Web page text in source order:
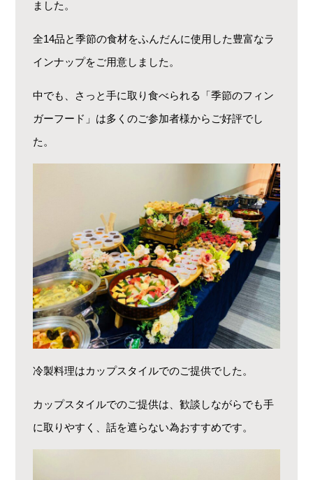
ました。
全14品と季節の食材をふんだんに使用した豊富なラ
インナップをご用意しました。
中でも、さっと手に取り食べられる「季節のフィン
ガーフード」は多くのご参加者様からご好評でし
た。
冷製料理はカップスタイルでのご提供でした。
カップスタイルでのご提供は、歓談しながらでも手
に取りやすく、話を遮らない為おすすめです。